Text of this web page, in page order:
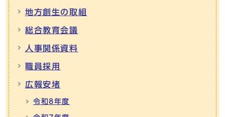
地方創生の取組
総合教育会議
人事関係資料
職員採用
広報安堵
令和8年度